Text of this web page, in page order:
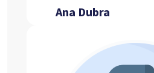
Ana Dubra